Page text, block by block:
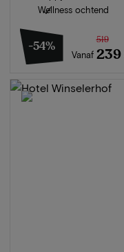
Wellness ochtend
-54%
Vanaf
519
239